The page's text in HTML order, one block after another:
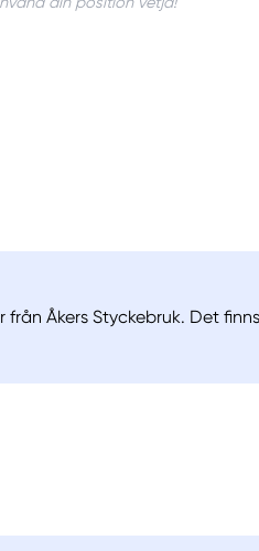
Åkers Styckebruk. Det